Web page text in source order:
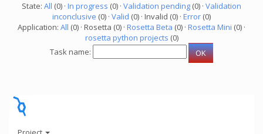
State: All (0) · In progress (0) · Validation pending (0) · Validation
inconclusive (0) · Valid (0) · Invalid (0) · Error (0)
Application: All (0) · Rosetta (0) · Rosetta Beta (0) · Rosetta Mini (0) ·
rosetta python projects (0)
Task name: